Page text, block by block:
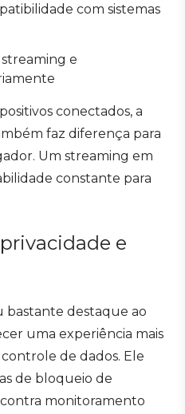
com sistemas
e
conectados, a
faz diferença para
Um streaming em
constante para
e
bastante destaque ao
uma experiência mais
de dados. Ele
de bloqueio de
monitoramento